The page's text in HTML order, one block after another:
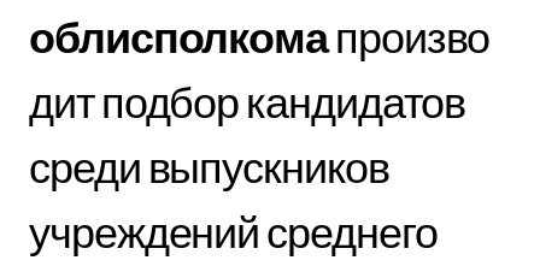
облисполкомапроизво
дит подбор кандидатов
среди выпускников
учреждений среднего